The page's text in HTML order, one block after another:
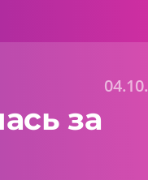
за